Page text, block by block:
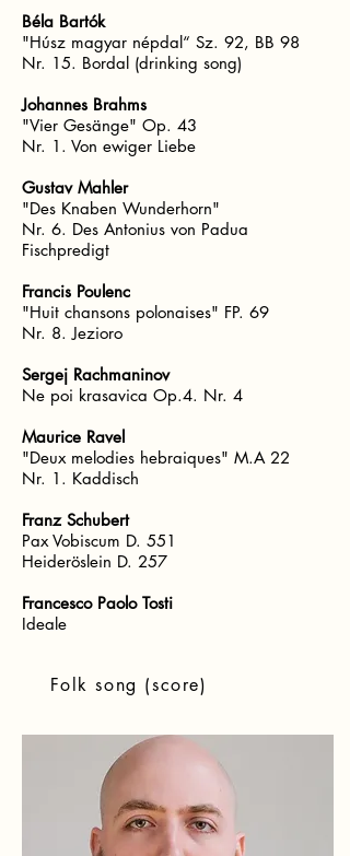
Béla Bartók
"Húsz magyar népdal“ Sz. 92, BB 98
Nr. 15. Bordal (drinking song)
Johannes Brahms
"Vier Gesänge" Op. 43
Nr. 1. Von ewiger Liebe
Gustav Mahler
"Des Knaben Wunderhorn"
Nr. 6. Des Antonius von Padua
Fischpredigt
Francis Poulenc
"Huit chansons polonaises" FP. 69
Nr. 8. Jezioro
Sergej Rachmaninov
Ne poi krasavica Op.4. Nr. 4
Maurice Ravel
"Deux melodies hebraiques" M.A 22
Nr. 1. Kaddisch
Franz Schubert
Pax Vobiscum D. 551
Heideröslein D. 257
Francesco Paolo Tosti
Ideale
Folk song (score)